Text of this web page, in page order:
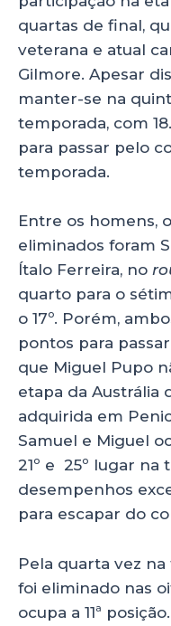
quartas de final,
veterana e atual
Gilmore. Apesar
manter-se na
temporada, com
para passar pelo
temporada.
Entre os homens,
eliminados foram
Ítalo Ferreira, no
quarto para o
o 17º. Porém,
pontos para
que Miguel Pupo
etapa da Austrália
adquirida em
Samuel e Miguel
21º e 25º lugar na
desempenhos
para escapar do
Pela quarta vez
foi eliminado nas
ocupa a 11ª